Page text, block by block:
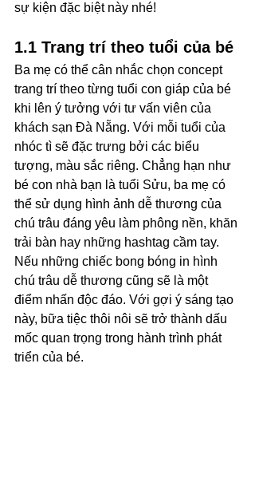
sự kiện đặc biệt này nhé!
1.1 Trang trí theo tuổi của bé
Ba mẹ có thể cân nhắc chọn concept
trang trí theo từng tuổi con giáp của bé
khi lên ý tưởng với tư vấn viên của
khách sạn Đà Nẵng. Với mỗi tuổi của
nhóc tì sẽ đặc trưng bởi các biểu
tượng, màu sắc riêng. Chẳng hạn như
bé con nhà bạn là tuổi Sửu, ba mẹ có
thể sử dụng hình ảnh dễ thương của
chú trâu đáng yêu làm phông nền, khăn
trải bàn hay những hashtag cầm tay.
Nếu những chiếc bong bóng in hình
chú trâu dễ thương cũng sẽ là một
điểm nhấn độc đáo. Với gợi ý sáng tạo
này, bữa tiệc thôi nôi sẽ trở thành dấu
mốc quan trọng trong hành trình phát
triển của bé.